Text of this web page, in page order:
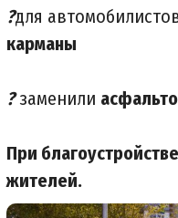
?для
карманы
?заменили
При
жителей.